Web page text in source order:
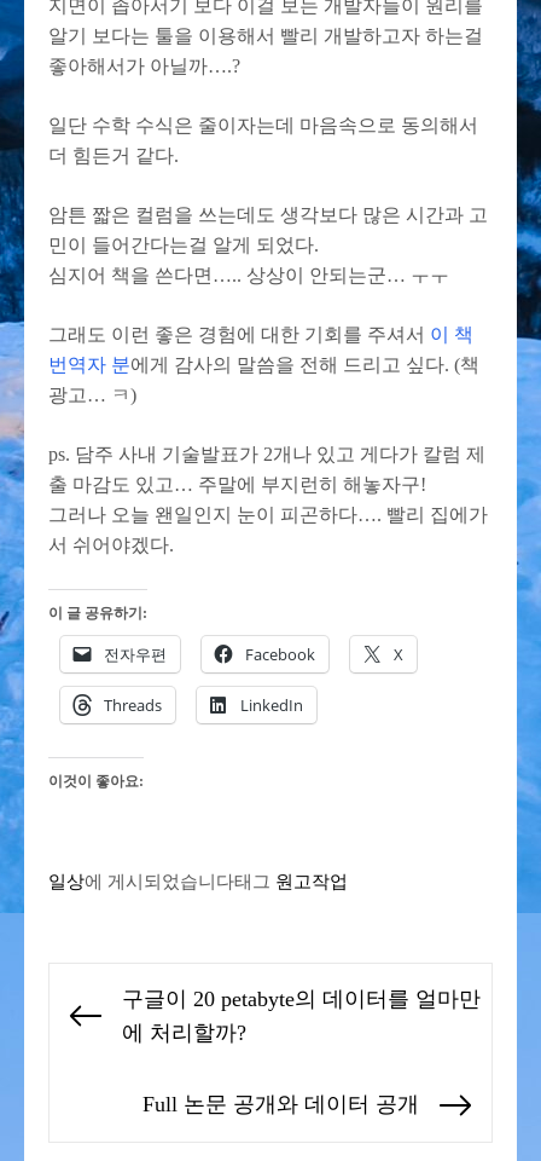
지면이 좁아서기 보다 이걸 보는 개발자들이 원리를
알기 보다는 툴을 이용해서 빨리 개발하고자 하는걸
좋아해서가 아닐까….?
일단 수학 수식은 줄이자는데 마음속으로 동의해서
더 힘든거 같다.
암튼 짧은 컬럼을 쓰는데도 생각보다 많은 시간과 고
민이 들어간다는걸 알게 되었다.
심지어 책을 쓴다면….. 상상이 안되는군… ㅜㅜ
그래도 이런 좋은 경험에 대한 기회를 주셔서 이 책
번역자 분에게 감사의 말씀을 전해 드리고 싶다. (책
광고… ㅋ)
ps. 담주 사내 기술발표가 2개나 있고 게다가 칼럼 제
출 마감도 있고… 주말에 부지런히 해놓자구!
그러나 오늘 왠일인지 눈이 피곤하다…. 빨리 집에가
서 쉬어야겠다.
이 글 공유하기:
전자우편 Facebook X
Threads LinkedIn
이것이 좋아요:
일상에 게시되었습니다태그 원고작업
탐
Previous
구글이 20 petabyte의 데이터를 얼마만
에 처리할까?
Full 논문 공개와 데이터 공개